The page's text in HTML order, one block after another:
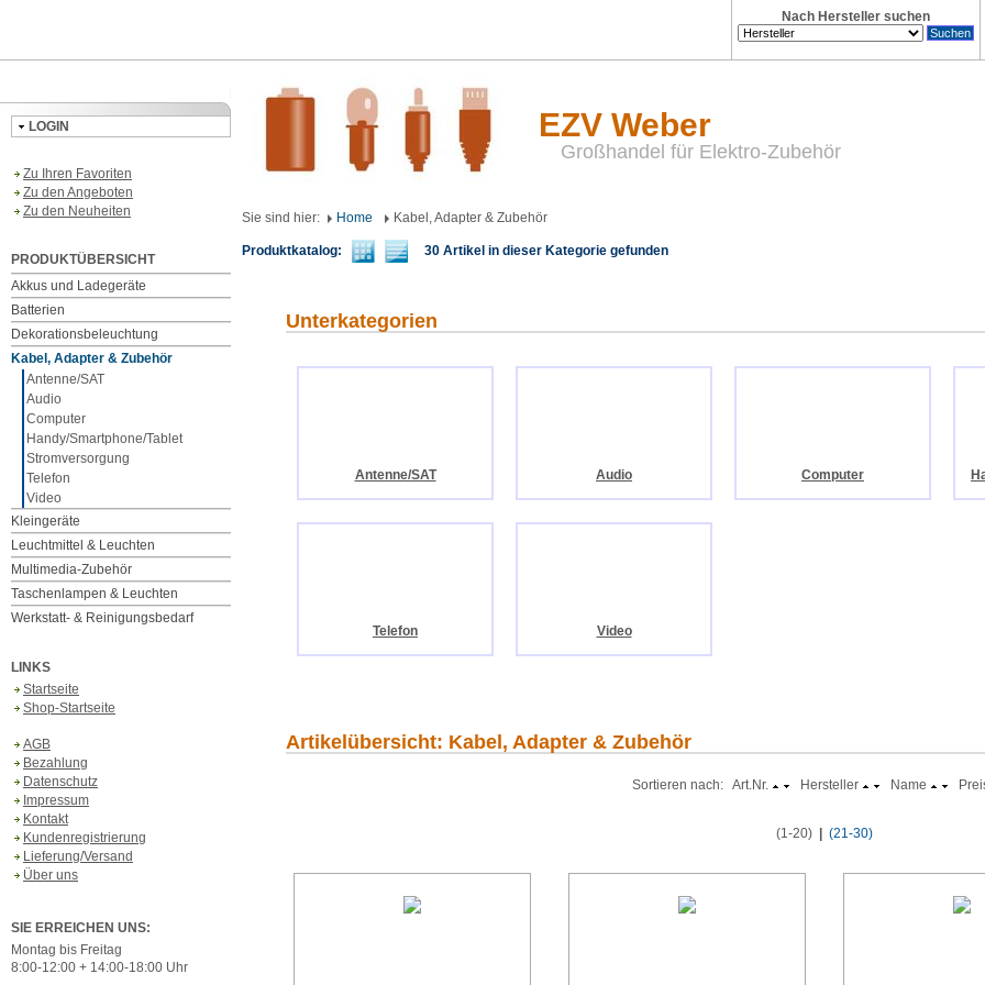
Nach Hersteller suchen
LOGIN
Zu Ihren Favoriten
Zu den Angeboten
Zu den Neuheiten
PRODUKTÜBERSICHT
Akkus und Ladegeräte
Batterien
Dekorationsbeleuchtung
Kabel, Adapter & Zubehör
Antenne/SAT
Audio
Computer
Handy/Smartphone/Tablet
Stromversorgung
Telefon
Video
Kleingeräte
Leuchtmittel & Leuchten
Multimedia-Zubehör
Taschenlampen & Leuchten
Werkstatt- & Reinigungsbedarf
LINKS
Startseite
Shop-Startseite
AGB
Bezahlung
Datenschutz
Impressum
Kontakt
Kundenregistrierung
Lieferung/Versand
Über uns
SIE ERREICHEN UNS:
Montag bis Freitag
8:00-12:00 + 14:00-18:00 Uhr
EZV Weber
Großhandel für Elektro-Zubehör
Sie sind hier: Home Kabel, Adapter & Zubehör
Produktkatalog: 30 Artikel in dieser Kategorie gefunden
Unterkategorien
Antenne/SAT Audio Computer
Telefon Video
Artikelübersicht: Kabel, Adapter & Zubehör
Sortieren nach: Art.Nr. Hersteller Name
(1-20) (21-30)